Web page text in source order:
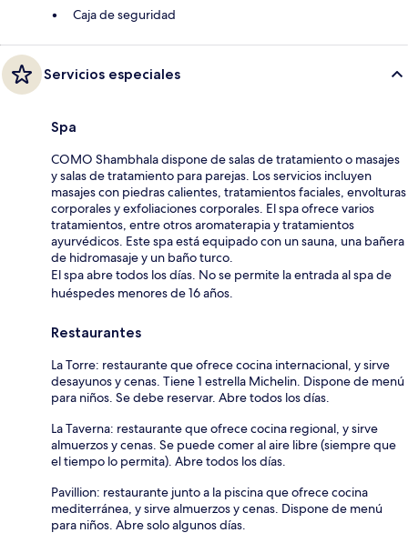
Caja de seguridad
Servicios especiales
Spa
COMO Shambhala dispone de salas de tratamiento o masajes
y salas de tratamiento para parejas. Los servicios incluyen
masajes con piedras calientes, tratamientos faciales, envolturas
corporales y exfoliaciones corporales. El spa ofrece varios
tratamientos, entre otros aromaterapia y tratamientos
ayurvédicos. Este spa está equipado con un sauna, una bañera
de hidromasaje y un baño turco.
El spa abre todos los días. No se permite la entrada al spa de
huéspedes menores de 16 años.
Restaurantes
La Torre: restaurante que ofrece cocina internacional, y sirve
desayunos y cenas. Tiene 1 estrella Michelin. Dispone de menú
para niños. Se debe reservar. Abre todos los días.
La Taverna: restaurante que ofrece cocina regional, y sirve
almuerzos y cenas. Se puede comer al aire libre (siempre que
el tiempo lo permita). Abre todos los días.
Pavillion: restaurante junto a la piscina que ofrece cocina
mediterránea, y sirve almuerzos y cenas. Dispone de menú
para niños. Abre solo algunos días.